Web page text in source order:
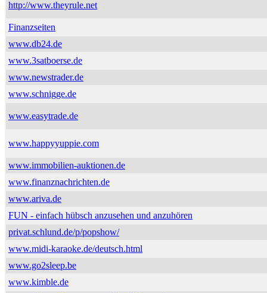
http://www.theyrule.net
Finanzseiten
www.db24.de
www.3satboerse.de
www.newstrader.de
www.schnigge.de
www.easytrade.de
www.happyyuppie.com
www.immobilien-auktionen.de
www.finanznachrichten.de
www.ariva.de
FUN - einfach hübsch anzusehen und anzuhören
privat.schlund.de/p/popshow/
www.midi-karaoke.de/deutsch.html
www.go2sleep.be
www.kimble.de